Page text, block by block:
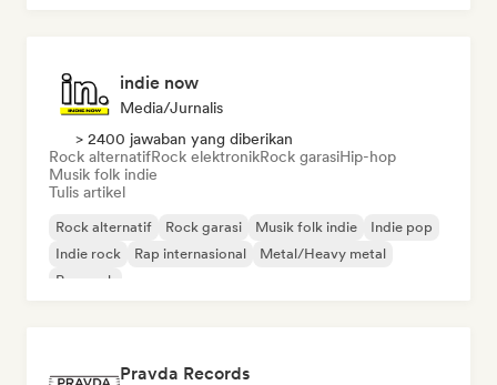
indie now
Media/Jurnalis
> 2400 jawaban yang diberikan
Rock alternatifRock elektronikRock garasiHip-hop
Musik folk indie
Tulis artikel
Rock alternatif Rock garasi Musik folk indie
Indie pop
Indie rock
Rap internasional
Metal/Heavy metal
Pop rock
Pravda Records